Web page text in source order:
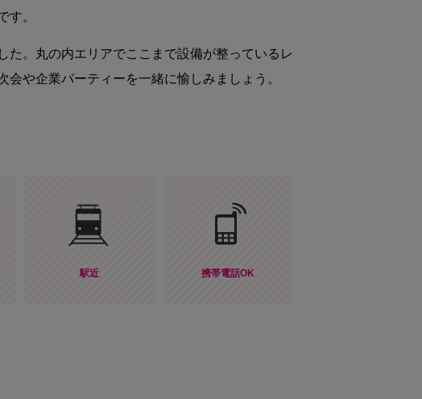
す。
。丸の内エリアでここまで設備が整っているレ
や企業パーティーを一緒に愉しみましょう。
駅近 携帯電話OK